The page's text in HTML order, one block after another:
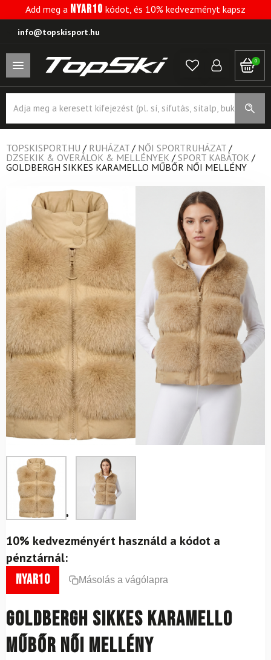
Add meg a NYAR10 kódot, és 10% kedvezményt kapsz
info@topskisport.hu
0
search
TOPSKISPORT.HU / RUHÁZAT / NŐI SPORTRUHÁZAT /
DZSEKIK & OVERÁLOK & MELLÉNYEK / SPORT KABÁTOK /
GOLDBERGH SIKKES KARAMELLO MŰBŐR NŐI MELLÉNY
10% kedvezményért használd a kódot a
pénztárnál:
nyar10 Másolás a vágólapra
GOLDBERGH Sikkes Karamello
Műbőr Női Mellény